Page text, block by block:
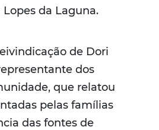
da Laguna.
de Dori
dos
que relatou
pelas famílias
das fontes de